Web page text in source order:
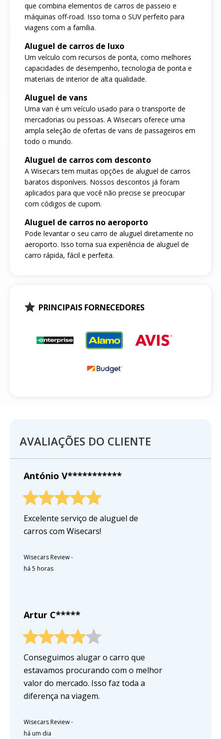
que combina elementos de carros de passeio e
máquinas off-road. Isso torna o SUV perfeito para
viagens com a família.
Aluguel de carros de luxo
Um veículo com recursos de ponta, como melhores
capacidades de desempenho, tecnologia de ponta e
materiais de interior de alta qualidade.
Aluguel de vans
Uma van é um veículo usado para o transporte de
mercadorias ou pessoas. A Wisecars oferece uma
ampla seleção de ofertas de vans de passageiros em
todo o mundo.
Aluguel de carros com desconto
A Wisecars tem muitas opções de aluguel de carros
baratos disponíveis. Nossos descontos já foram
aplicados para que você não precise se preocupar
com códigos de cupom.
Aluguel de carros no aeroporto
Pode levantar o seu carro de aluguel diretamente no
aeroporto. Isso torna sua experiência de aluguel de
carro rápida, fácil e perfeita.
PRINCIPAIS FORNECEDORES
AVALIAÇÕES DO CLIENTE
António V***********
Excelente serviço de aluguel de
carros com Wisecars!
Wisecars Review-
há 5 horas
Artur C*****
Conseguimos alugar o carro que
estavamos procurando com o melhor
valor do mercado. Isso faz toda a
diferença na viagem.
Wisecars Review-
há um dia